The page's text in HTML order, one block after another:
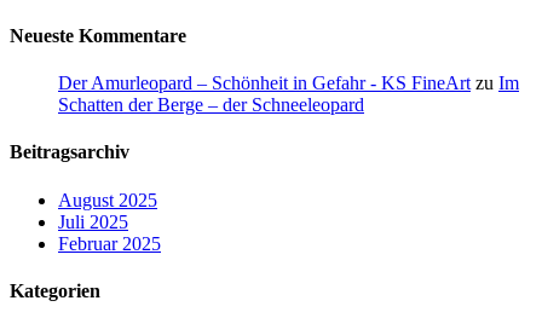
Neueste Kommentare
Der Amurleopard – Schönheit in Gefahr - KS FineArt zu Im
Schatten der Berge – der Schneeleopard
Beitragsarchiv
August 2025
Juli 2025
Februar 2025
Kategorien